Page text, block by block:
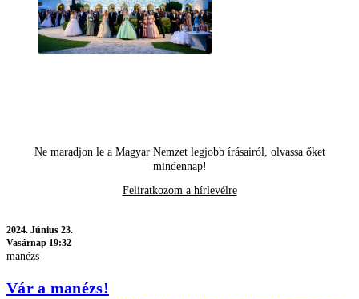
Ne maradjon le a Magyar Nemzet legjobb írásairól, olvassa őket
mindennap!
Feliratkozom a hírlevélre
2024. Június 23.
Vasárnap 19:32
manézs
Vár a manézs!